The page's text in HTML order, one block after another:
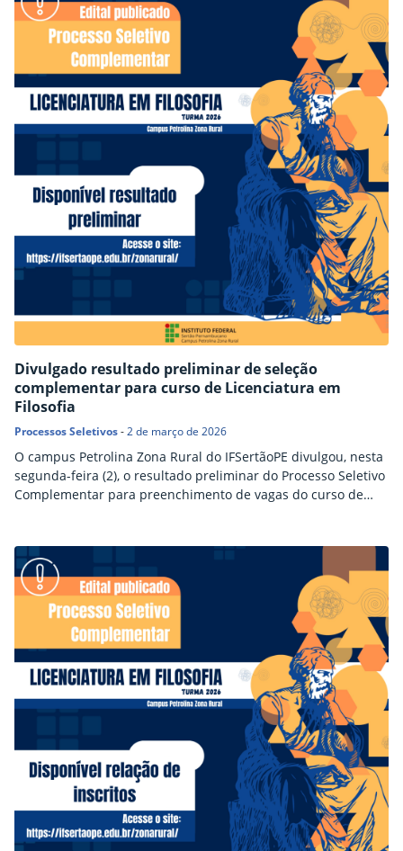
Divulgado resultado preliminar de seleção
complementar para curso de Licenciatura em
Filosofia
Processos Seletivos-2 de março de 2026
O campus Petrolina Zona Rural do IFSertãoPE divulgou, nesta
segunda-feira (2), o resultado preliminar do Processo Seletivo
Complementar para preenchimento de vagas do curso de
candidatos interessados podem interpor recurso no dia 3 de
março, através de preenchimento de formulário eletrônico
(clique aqui). O…